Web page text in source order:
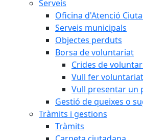
Serveis
Oficina d'Atenció
Serveis municipals
Objectes perduts
Borsa de voluntariat
Crides de
Vull fer voluntariat
Vull presentar un
Gestió de queixes o
Tràmits i gestions
Tràmits